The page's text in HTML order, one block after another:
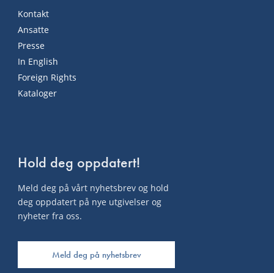
Kontakt
Ansatte
Presse
In English
Foreign Rights
Kataloger
Hold deg oppdatert!
Meld deg på vårt nyhetsbrev og hold
deg oppdatert på nye utgivelser og
nyheter fra oss.
Meld deg på nyhetsbrev